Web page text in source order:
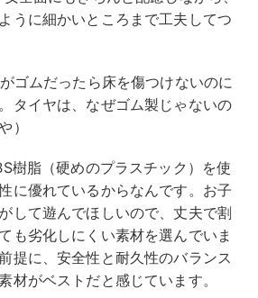
うに細かいところまで工夫してつ
ゴムだったら床を傷つけないのに
タイヤは、なぜゴム製じゃないの
）
樹脂（硬めのプラスチック）を使
に優れているからなんです。お子
して遊んでほしいので、丈夫で割
も劣化しにくい素材を選んでいま
提に、安全性と耐久性のバランス
材がベストだと感じています。